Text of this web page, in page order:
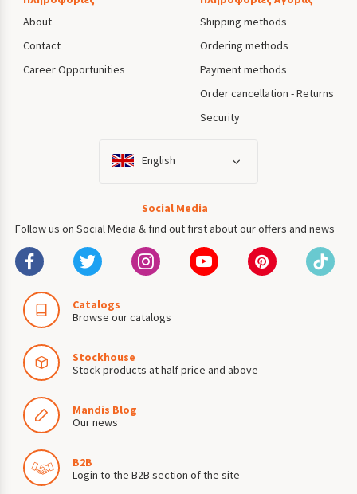
About
Contact
Career Opportunities
Shipping methods
Ordering methods
Payment methods
Order cancellation - Returns
Security
English
Social Media
Follow us on Social Media & find out first about our offers and news
Catalogs
Browse our catalogs
Stockhouse
Stock products at half price and above
Mandis Blog
Our news
B2B
Login to the B2B section of the site